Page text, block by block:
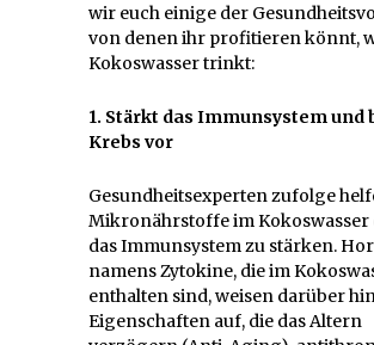
wir euch einige der
von denen ihr profitieren könnt,
Kokoswasser trinkt:
1. Stärkt das Immunsystem und
Krebs vor
Gesundheitsexperten zufolge
Mikronährstoffe im Kokoswasser
das Immunsystem zu stärken.
namens Zytokine, die im
enthalten sind, weisen darüber
Eigenschaften auf, die das Altern